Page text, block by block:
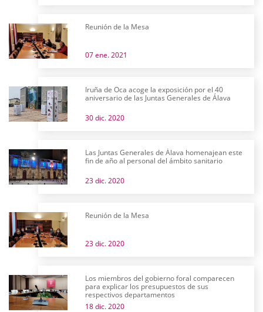
Reunión de la Mesa
07 ene. 2021
Iruña de Oca acoge la exposición por el 40
aniversario de las Juntas Generales de Álava
30 dic. 2020
Las Juntas Generales de Álava homenajean este
fin de año al personal del ámbito sanitario
23 dic. 2020
Reunión de la Mesa
23 dic. 2020
Los miembros del gobierno foral comparecen
para explicar los presupuestos de sus
respectivos departamentos
18 dic. 2020